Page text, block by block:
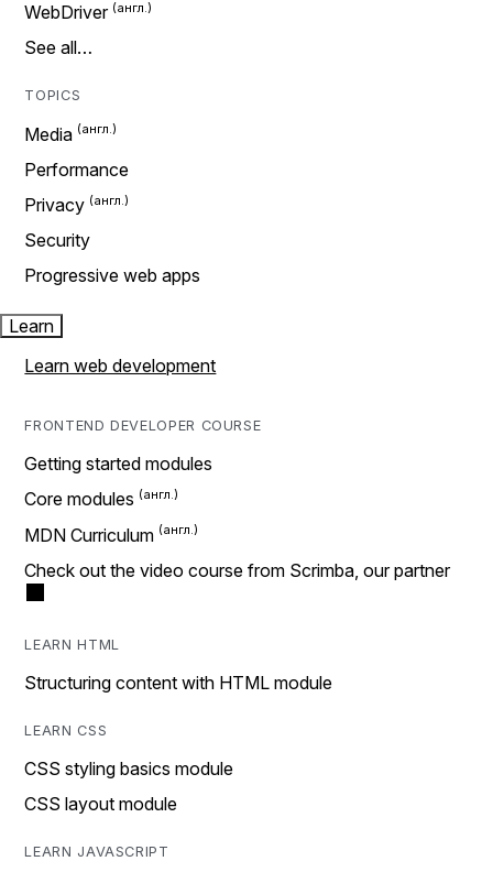
WebDriver
See all…
TOPICS
Media
Performance
Privacy
Security
Progressive web apps
Learn
Learn web development
FRONTEND DEVELOPER COURSE
Getting started modules
Core modules
MDN Curriculum
Check out the video course from Scrimba, our partner
LEARN HTML
Structuring content with HTML module
LEARN CSS
CSS styling basics module
CSS layout module
LEARN JAVASCRIPT